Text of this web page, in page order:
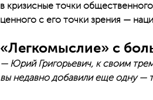
в кризисные точки
ценного с его точки зрения —
«Легкомыслие» с
— Юрий Григорьевич, к своим
вы недавно добавили еще одну —